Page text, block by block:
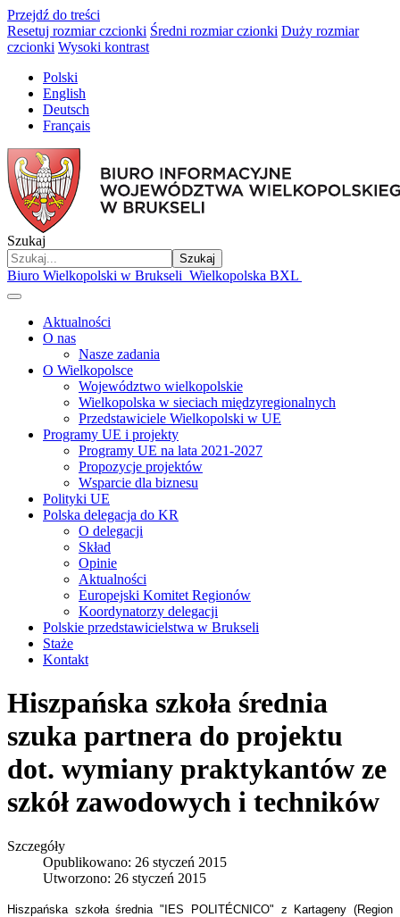
Przejdź do treści
Resetuj rozmiar czcionki Średni rozmiar czionki Duży rozmiar
czcionki Wysoki kontrast
Polski
English
Deutsch
Français
Szukaj
Szukaj
Biuro Wielkopolski w Brukseli Wielkopolska BXL
Aktualności
O nas
Nasze zadania
O Wielkopolsce
Województwo wielkopolskie
Wielkopolska w sieciach międzyregionalnych
Przedstawiciele Wielkopolski w UE
Programy UE i projekty
Programy UE na lata 2021-2027
Propozycje projektów
Wsparcie dla biznesu
Polityki UE
Polska delegacja do KR
O delegacji
Skład
Opinie
Aktualności
Europejski Komitet Regionów
Koordynatorzy delegacji
Polskie przedstawicielstwa w Brukseli
Staże
Kontakt
Hiszpańska szkoła średnia
szuka partnera do projektu
dot. wymiany praktykantów ze
szkół zawodowych i techników
Szczegóły
Opublikowano: 26 styczeń 2015
Utworzono: 26 styczeń 2015
Hiszpańska szkoła średnia "IES POLITÉCNICO" z Kartageny (Region